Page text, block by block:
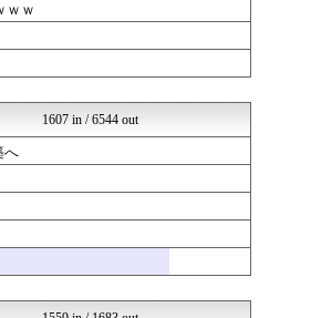
不思議.net - 5ch...
女子アナお宝画像速報－5c...
mutyunのゲーム+αブ...
ラビット速報
えすえすゲー速報
ネラーボイス
韓国ニュース反応まとめ
婚外ちゃんねる
ｗｗ
1607 in / 6544 out
へ